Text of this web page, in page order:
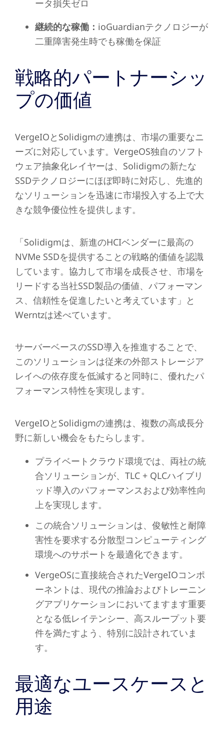
ータ損失ゼロ
継続的な稼働： ioGuardianテクノロジーが
二重障害発生時でも稼働を保証
戦略的パートナーシッ
プの価値
VergeIOとSolidigmの連携は、市場の重要なニ
ーズに対応しています。VergeOS独自のソフト
ウェア抽象化レイヤーは、Solidigmの新たな
SSDテクノロジーにほぼ即時に対応し、先進的
なソリューションを迅速に市場投入する上で大
きな競争優位性を提供します。
「Solidigmは、新進のHCIベンダーに最高の
NVMe SSDを提供することの戦略的価値を認識
しています。協力して市場を成長させ、市場を
リードする当社SSD製品の価値、パフォーマン
ス、信頼性を促進したいと考えています」と
Werntzは述べています。
サーバーベースのSSD導入を推進することで、
このソリューションは従来の外部ストレージア
レイへの依存度を低減すると同時に、優れたパ
フォーマンス特性を実現します。
VergeIOとSolidigmの連携は、複数の高成長分
野に新しい機会をもたらします。
プライベートクラウド環境では、両社の統
合ソリューションが、TLC + QLCハイブリ
ッド導入のパフォーマンスおよび効率性向
上を実現します。
この統合ソリューションは、俊敏性と耐障
害性を要求する分散型コンピューティング
環境へのサポートを最適化できます。
VergeOSに直接統合されたVergeIOコンポ
ーネントは、現代の推論およびトレーニン
グアプリケーションにおいてますます重要
となる低レイテンシー、高スループット要
件を満たすよう、特別に設計されていま
す。
最適なユースケースと
用途